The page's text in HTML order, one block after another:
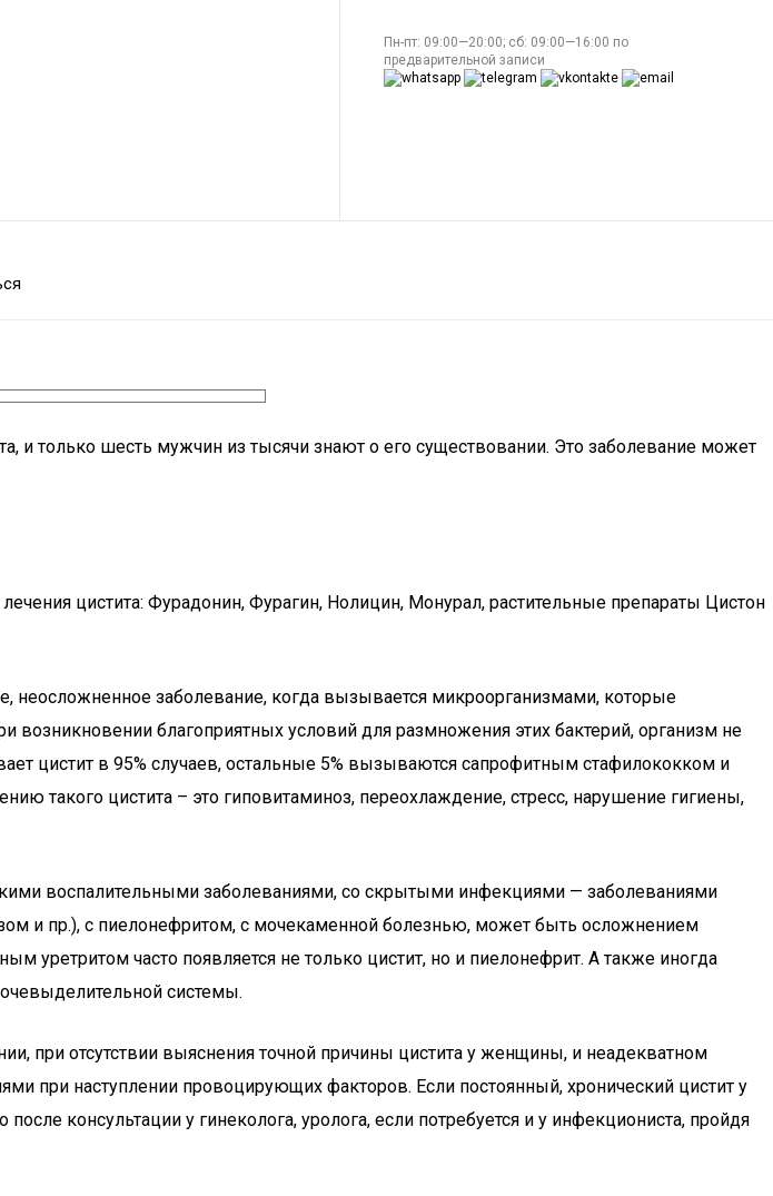
Пн-пт: 09:00—20:00; сб: 09:00—16:00 по
предварительной записи
и только шесть мужчин из тысячи знают о его существовании. Это заболевание может
цистита: Фурадонин, Фурагин, Нолицин, Монурал, растительные препараты Цистон
неосложненное заболевание, когда вызывается микроорганизмами, которые
возникновении благоприятных условий для размножения этих бактерий, организм не
цистит в 95% случаев, остальные 5% вызываются сапрофитным стафилококком и
такого цистита – это гиповитаминоз, переохлаждение, стресс, нарушение гигиены,
воспалительными заболеваниями, со скрытыми инфекциями — заболеваниями
и пр.), с пиелонефритом, с мочекаменной болезнью, может быть осложнением
уретритом часто появляется не только цистит, но и пиелонефрит. А также иногда
системы.
при отсутствии выяснения точной причины цистита у женщины, и неадекватном
при наступлении провоцирующих факторов. Если постоянный, хронический цистит у
консультации у гинеколога, уролога, если потребуется и у инфекциониста, пройдя